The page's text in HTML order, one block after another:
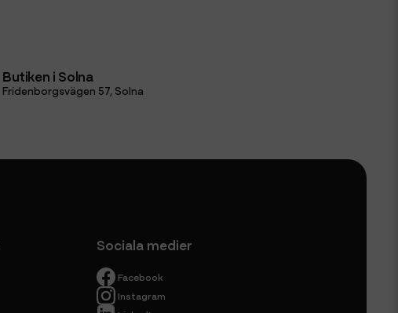
Butiken i Solna
Fridenborgsvägen 57, Solna
Sociala medier
Facebook
Instagram